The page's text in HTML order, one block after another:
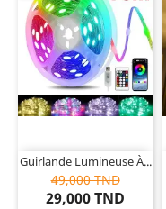
Guirlande Lumineuse À...
49,000 TND
29,000 TND